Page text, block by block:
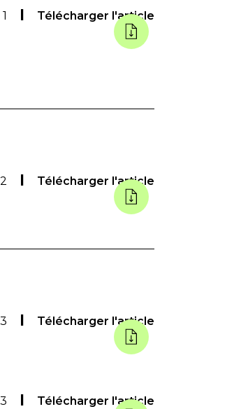
Télécharger l'article
Télécharger l'article
Télécharger l'article
Télécharger l'article